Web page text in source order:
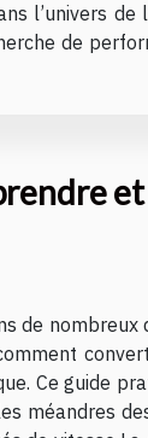
l’univers de
de
de
Ce guide
méandres